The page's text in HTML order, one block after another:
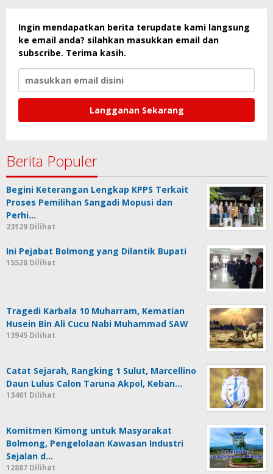
Ingin mendapatkan berita terupdate kami langsung
ke email anda? silahkan masukkan email dan
subscribe. Terima kasih.
Berita Populer
Begini Keterangan Lengkap KPPS Terkait
Proses Pemilihan Sangadi Mopusi dan
Perhi…
23129 Dilihat
Ini Pejabat Bolmong yang Dilantik Bupati
15528 Dilihat
Tragedi Karbala 10 Muharram, Kematian
Husein Bin Ali Cucu Nabi Muhammad SAW
13945 Dilihat
Catat Sejarah, Rangking 1 Sulut, Marcellino
Daun Lulus Calon Taruna Akpol, Keban…
13461 Dilihat
Komitmen Kimong untuk Masyarakat
Bolmong, Pengelolaan Kawasan Industri
Sejalan d…
12887 Dilihat